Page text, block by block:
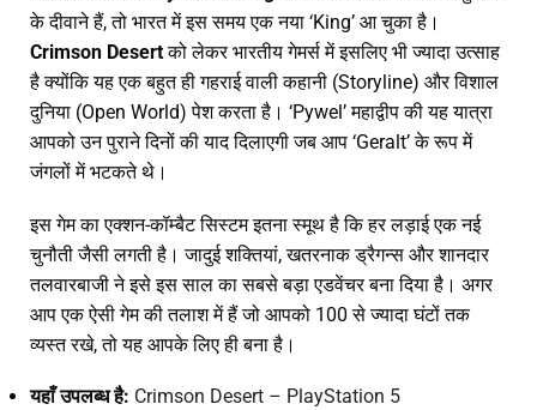
के दीवाने हैं, तो भारत में इस समय एक नया ‘King’ आ चुका है।
Crimson Desertको लेकर भारतीय गेमर्स में इसलिए भी ज्यादा उत्साह
है क्योंकि यह एक बहुत ही गहराई वाली कहानी (Storyline) और विशाल
दुनिया (Open World) पेश करता है। ‘Pywel’ महाद्वीप की यह यात्रा
आपको उन पुराने दिनों की याद दिलाएगी जब आप ‘Geralt’ के रूप में
जंगलों में भटकते थे।
इस गेम का एक्शन-कॉम्बैट सिस्टम इतना स्मूथ है कि हर लड़ाई एक नई
चुनौती जैसी लगती है। जादुई शक्तियां, खतरनाक ड्रैगन्स और शानदार
तलवारबाजी ने इसे इस साल का सबसे बड़ा एडवेंचर बना दिया है। अगर
आप एक ऐसी गेम की तलाश में हैं जो आपको 100 से ज्यादा घंटों तक
व्यस्त रखे, तो यह आपके लिए ही बना है।
यहाँ उपलब्ध है: Crimson Desert – PlayStation 5